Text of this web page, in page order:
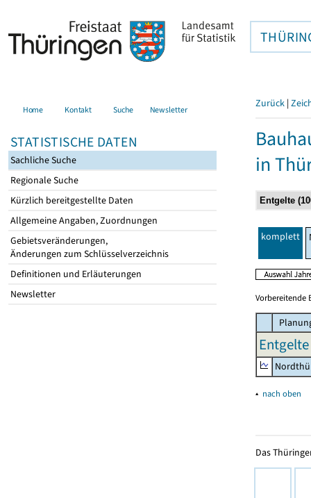
Home Kontakt Suche Newsletter
STATISTISCHE DATEN
Sachliche Suche
Regionale Suche
Kürzlich bereitgestellte Daten
Allgemeine Angaben, Zuordnungen
Gebietsveränderungen,
Änderungen zum Schlüsselverzeichnis
Definitionen und Erläuterungen
Newsletter
Zurück |
in
komplett
Vorbereitende
▴ nach oben
Das